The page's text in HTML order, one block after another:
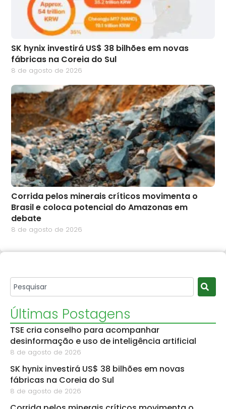
SK hynix investirá US$ 38 bilhões em novas
fábricas na Coreia do Sul
8 de agosto de 2026
Corrida pelos minerais críticos movimenta o
Brasil e coloca potencial do Amazonas em
debate
8 de agosto de 2026
Últimas Postagens
TSE cria conselho para acompanhar
desinformação e uso de inteligência artificial
8 de agosto de 2026
SK hynix investirá US$ 38 bilhões em novas
fábricas na Coreia do Sul
8 de agosto de 2026